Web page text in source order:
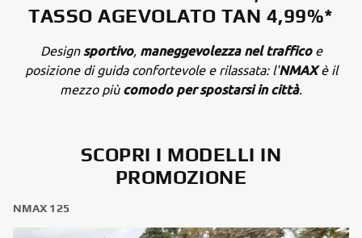
TASSO AGEVOLATO TAN 4,99%*
Design sportivo, maneggevolezza nel trafficoe
posizione di guida confortevole e rilassata: l'NMAXè il
mezzo piùcomodo per spostarsi in città.
SCOPRI I MODELLI IN
PROMOZIONE
NMAX 125